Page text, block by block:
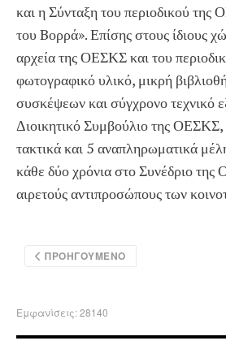
και η Σύνταξη του περιοδικού
του Bορρά». Επίσης στους ίδιους
αρχεία της ΟΕΣΚΣ και του
φωτογραφικό υλικό, μικρή
συσκέψεων και σύγχρονο τεχνικό
Διοικητικό Συμβούλιο της ΟΕΣΚΣ,
τακτικά και 5 αναπληρωματικά
κάθε δύο χρόνια στο Συνέδριο
αιρετούς αντιπροσώπους των
ΠΡΟΗΓΟΎΜΕΝΟ
Εμφανίσεις: 28140